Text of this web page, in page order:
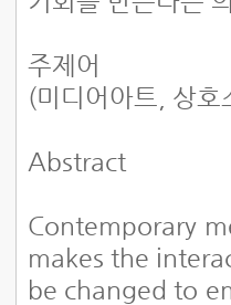
주제어
(미디어아트, 상
Abstract
Contemporary
makes the
be changed to